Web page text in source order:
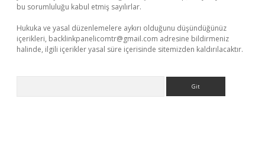
bu sorumluluğu kabul etmiş sayılırlar.
Hukuka ve yasal düzenlemelere aykırı olduğunu düşündüğünüz
içerikleri, backlinkpanelicomtr@gmail.com adresine bildirmeniz
halinde, ilgili içerikler yasal süre içerisinde sitemizden kaldırılacaktır.